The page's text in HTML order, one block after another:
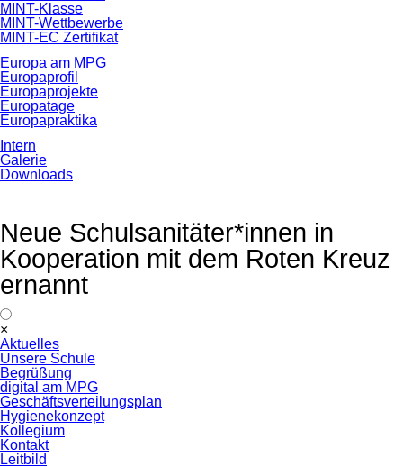
MINT-Klasse
MINT-Wettbewerbe
MINT-EC Zertifikat
Europa am MPG
Europaprofil
Europaprojekte
Europatage
Europapraktika
Intern
Galerie
Downloads
Neue Schulsanitäter*innen in
Kooperation mit dem Roten Kreuz
ernannt
×
überspringen
Aktuelles
Unsere Schule
Begrüßung
digital am MPG
Geschäftsverteilungsplan
Hygienekonzept
Kollegium
Kontakt
Leitbild